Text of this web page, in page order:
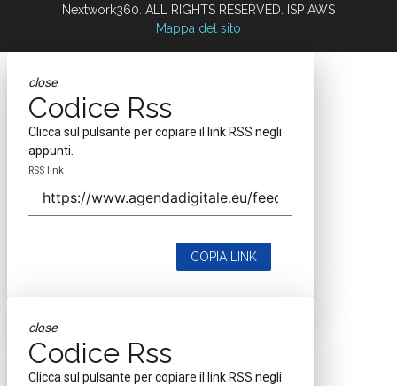
Nextwork360. ALL RIGHTS RESERVED. ISP AWS
Mappa del sito
close
Codice Rss
Clicca sul pulsante per copiare il link RSS negli
appunti.
RSS link
COPIA LINK
close
Codice Rss
Clicca sul pulsante per copiare il link RSS negli